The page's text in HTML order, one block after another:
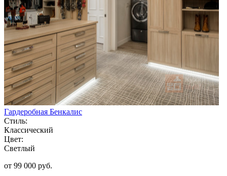
Гардеробная Бенкалис
Стиль:
Классический
Цвет:
Светлый
от 99 000 руб.